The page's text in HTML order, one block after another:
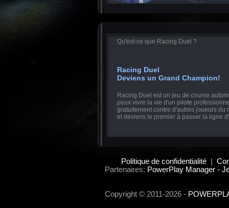
Qu'est-ce que Racing Duel ?
Racing Duel
Deviens un Grand Champion!
Racing Duel est un jeu de course
peux vivre la vie d'un pilote
gratuitement contre d'autres joueurs du
et deviens le premier à passer la ligne
Politique de confidentialité
Partenaires: PowerPlay Manager -
Copyright © 2011-2026 -